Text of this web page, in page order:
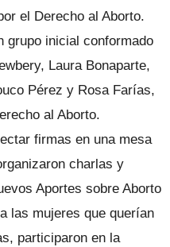
el Derecho al Aborto.
grupo inicial conformado
Laura Bonaparte,
Pérez y Rosa Farías,
al Aborto.
firmas en una mesa
charlas y
Aportes sobre Aborto
las mujeres que querían
participaron en la